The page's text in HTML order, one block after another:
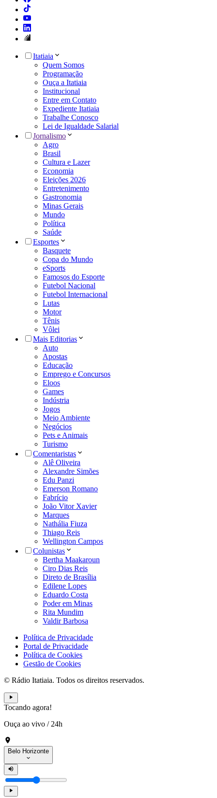
Itatiaia
Quem Somos
Programação
Ouça a Itatiaia
Institucional
Entre em Contato
Expediente Itatiaia
Trabalhe Conosco
Lei de Igualdade Salarial
Jornalismo
Agro
Brasil
Cultura e Lazer
Economia
Eleições 2026
Entretenimento
Gastronomia
Minas Gerais
Mundo
Política
Saúde
Esportes
Basquete
Copa do Mundo
eSports
Famosos do Esporte
Futebol Nacional
Futebol Internacional
Lutas
Motor
Tênis
Vôlei
Mais Editorias
Auto
Apostas
Educação
Emprego e Concursos
Eloos
Games
Indústria
Jogos
Meio Ambiente
Negócios
Pets e Animais
Turismo
Comentaristas
Alê Oliveira
Alexandre Simões
Edu Panzi
Emerson Romano
Fabrício
João Vitor Xavier
Marques
Nathália Fiuza
Thiago Reis
Wellington Campos
Colunistas
Bertha Maakaroun
Ciro Dias Reis
Direto de Brasília
Edilene Lopes
Eduardo Costa
Poder em Minas
Rita Mundim
Valdir Barbosa
Política de Privacidade
Portal de Privacidade
Política de Cookies
Gestão de Cookies
© Rádio Itatiaia. Todos os direitos reservados.
Tocando agora!
Ouça ao vivo / 24h
Belo Horizonte